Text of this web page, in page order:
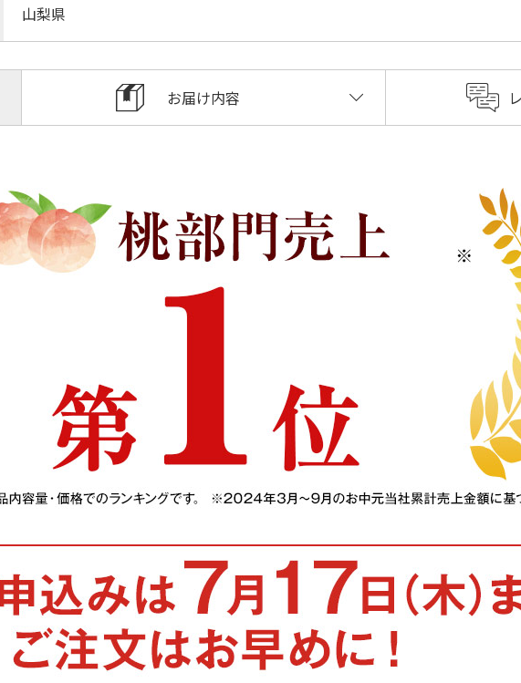
山梨県
お届け内容